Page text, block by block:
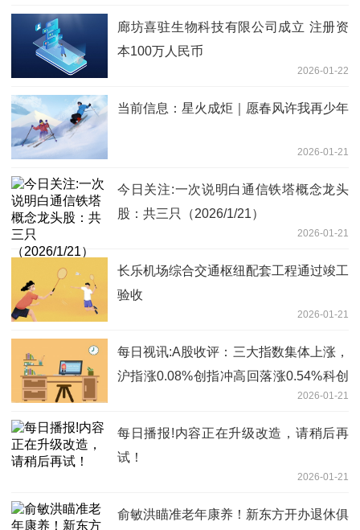
廊坊喜驻生物科技有限公司成立 注册资
本100万人民币
2026-01-22
当前信息：星火成炬｜愿春风许我再少年
2026-01-21
今日关注:一次说明白通信铁塔概念龙头
股：共三只（2026/1/21）
2026-01-21
长乐机场综合交通枢纽配套工程通过竣工
验收
2026-01-21
每日视讯:A股收评：三大指数集体上涨，
沪指涨0.08%创指冲高回落涨0.54%科创
50涨3.53%，贵金属、CPO概念走高！
近3100股上涨，成交2.61万亿缩量1805
亿
2026-01-21
每日播报!内容正在升级改造，请稍后再
试！
2026-01-21
俞敏洪瞄准老年康养！新东方开办退休俱